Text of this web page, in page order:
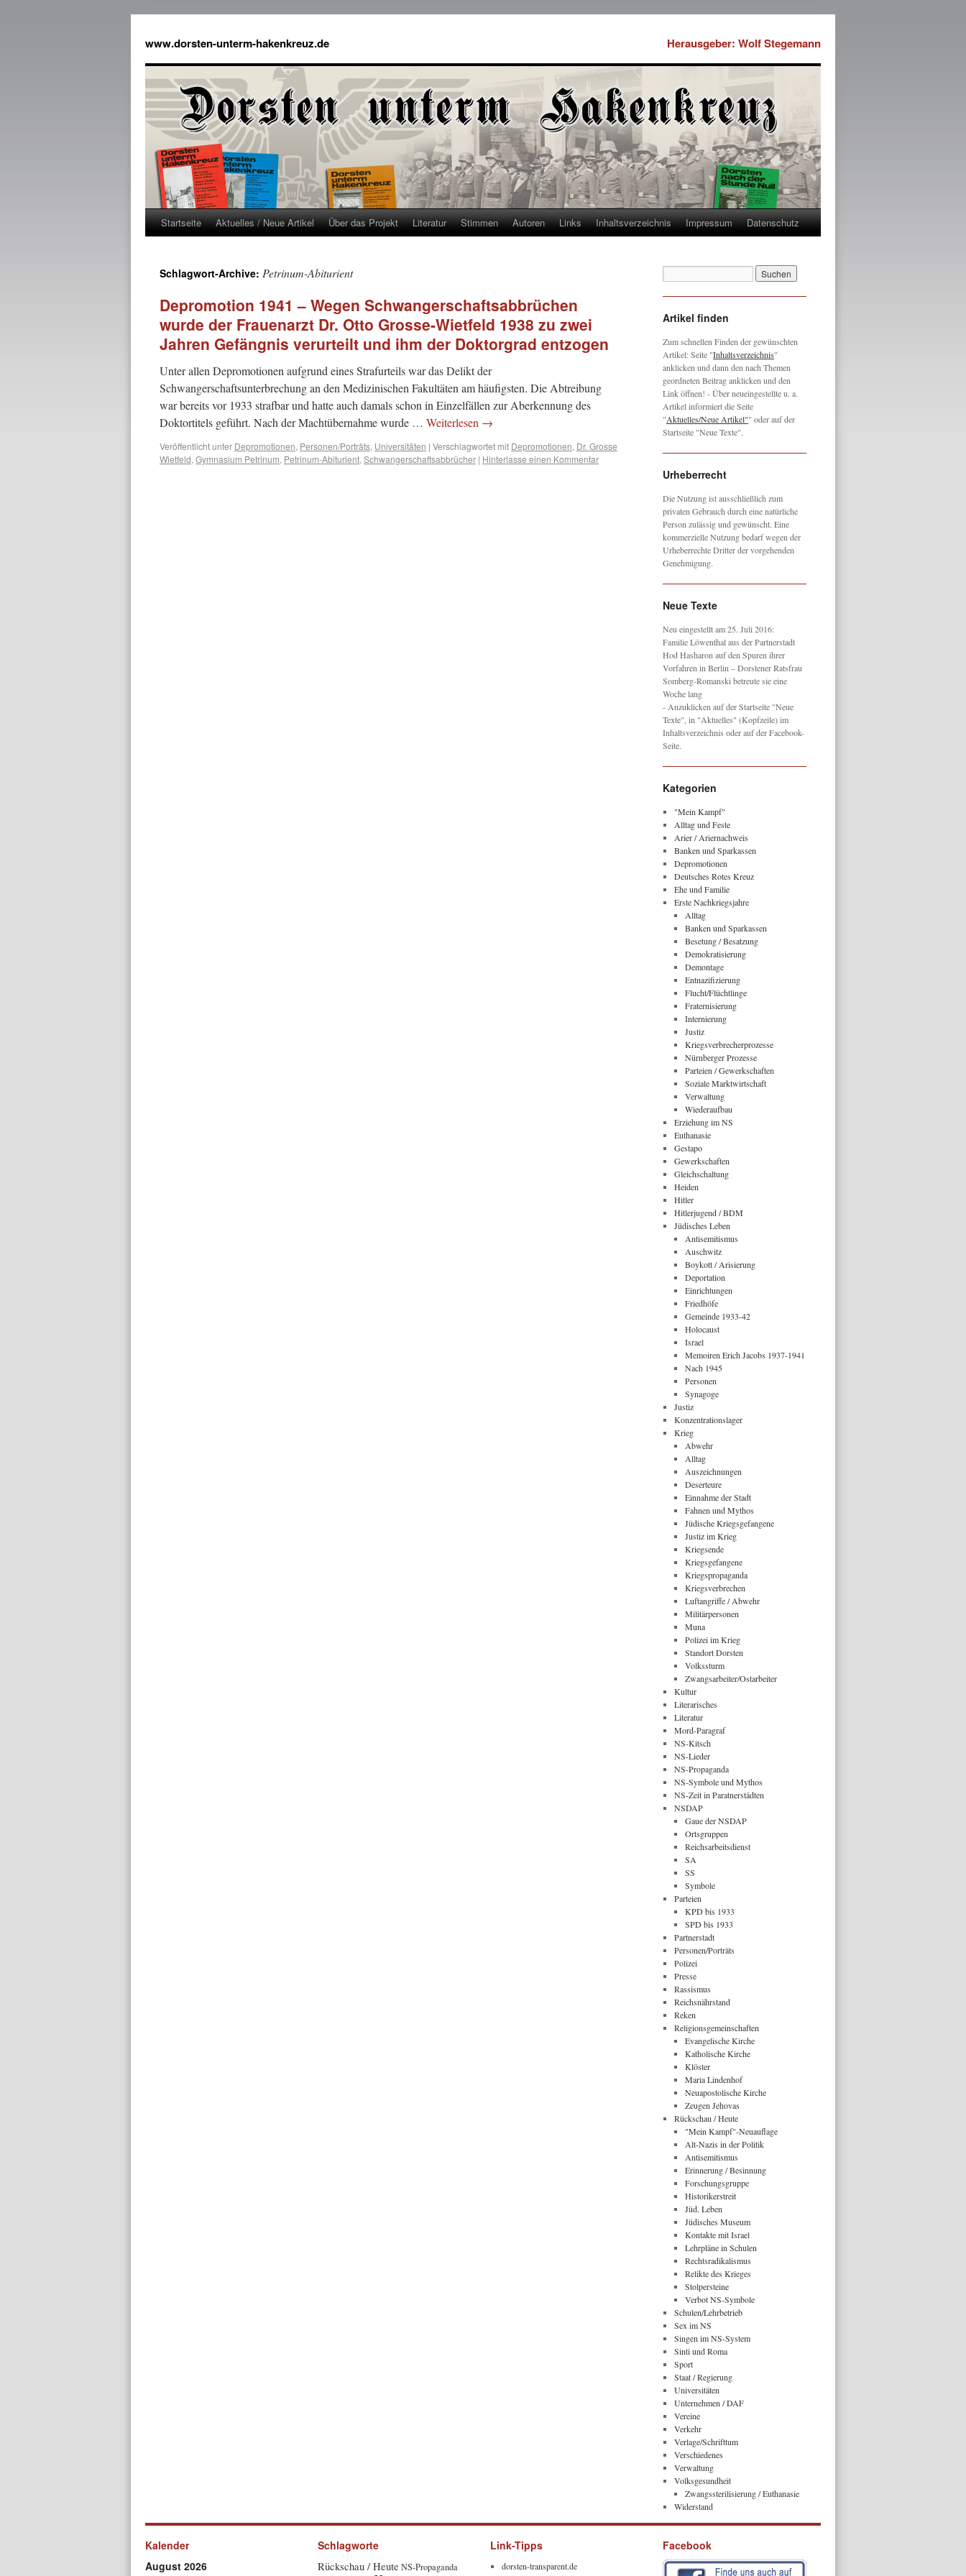
www.dorsten-unterm-hakenkreuz.de Herausgeber: Wolf Stegemann
Startseite Aktuelles / Neue Artikel Über das Projekt Literatur Stimmen Autoren Links Inhaltsverzeichnis Impressum Datenschutz
Schlagwort-Archive: Petrinum-Abiturient
Depromotion 1941 – Wegen Schwangerschaftsabbrüchen
wurde der Frauenarzt Dr. Otto Grosse-Wietfeld 1938 zu zwei
Jahren Gefängnis verurteilt und ihm der Doktorgrad entzogen
Unter allen Depromotionen aufgrund eines Strafurteils war das Delikt der
Schwangerschaftsunterbrechung an den Medizinischen Fakultäten am häufigsten. Die Abtreibung
war bereits vor 1933 strafbar und hatte auch damals schon in Einzelfällen zur Aberkennung des
Doktortitels geführt. Nach der Machtübernahme wurde … Weiterlesen →
Veröffentlicht unter Depromotionen, Personen/Porträts, Universitäten | Verschlagwortet mit Depromotionen, Dr. Grosse
Wietfeld, Gymnasium Petrinum, Petrinum-Abiturient, Schwangerschaftsabbrücher | Hinterlasse einen Kommentar
Artikel finden
Zum schnellen Finden der gewünschten
Artikel: Seite "Inhaltsverzeichnis"
anklicken und dann den nach Themen
geordneten Beitrag anklicken und den
Link öffnen! - Über neueingestellte u. a.
Artikel informiert die Seite
"Aktuelles/Neue Artikel"" oder auf der
Startseite "Neue Texte".
Urheberrecht
Die Nutzung ist ausschließlich zum
privaten Gebrauch durch eine natürliche
Person zulässig und gewünscht. Eine
kommerzielle Nutzung bedarf wegen der
Urheberrechte Dritter der vorgehenden
Genehmigung.
Neue Texte
Neu eingestellt am 25. Juli 2016:
Familie Löwenthal aus der Partnerstadt
Hod Hasharon auf den Spuren ihrer
Vorfahren in Berlin – Dorstener Ratsfrau
Somberg-Romanski betreute sie eine
Woche lang
- Anzuklicken auf der Startseite "Neue
Texte", in "Aktuelles" (Kopfzeile) im
Inhaltsverzeichnis oder auf der Facebook-
Seite.
Kategorien
"Mein Kampf"
Alltag und Feste
Arier / Ariernachweis
Banken und Sparkassen
Depromotionen
Deutsches Rotes Kreuz
Ehe und Familie
Erste Nachkriegsjahre
Alltag
Banken und Sparkassen
Besetung / Besatzung
Demokratisierung
Demontage
Entnazifizierung
Flucht/Flüchtlinge
Fraternisierung
Internierung
Justiz
Kriegsverbrecherprozesse
Nürnberger Prozesse
Parteien / Gewerkschaften
Soziale Marktwirtschaft
Verwaltung
Wiederaufbau
Erziehung im NS
Euthanasie
Gestapo
Gewerkschaften
Gleichschaltung
Heiden
Hitler
Hitlerjugend / BDM
Jüdisches Leben
Antisemitismus
Auschwitz
Boykott / Arisierung
Deportation
Einrichtungen
Friedhöfe
Gemeinde 1933-42
Holocaust
Israel
Memoiren Erich Jacobs 1937-1941
Nach 1945
Personen
Synagoge
Justiz
Konzentrationslager
Krieg
Abwehr
Alltag
Auszeichnungen
Deserteure
Einnahme der Stadt
Fahnen und Mythos
Jüdische Kriegsgefangene
Justiz im Krieg
Kriegsende
Kriegsgefangene
Kriegspropaganda
Kriegsverbrechen
Luftangriffe / Abwehr
Militärpersonen
Muna
Polizei im Krieg
Standort Dorsten
Volkssturm
Zwangsarbeiter/Ostarbeiter
Kultur
Literarisches
Literatur
Mord-Paragraf
NS-Kitsch
NS-Lieder
NS-Propaganda
NS-Symbole und Mythos
NS-Zeit in Paratnerstädten
NSDAP
Gaue der NSDAP
Ortsgruppen
Reichsarbeitsdienst
SA
SS
Symbole
Parteien
KPD bis 1933
SPD bis 1933
Partnerstadt
Personen/Porträts
Polizei
Presse
Rassismus
Reichsnährstand
Reken
Religionsgemeinschaften
Evangelische Kirche
Katholische Kirche
Klöster
Maria Lindenhof
Neuapostolische Kirche
Zeugen Jehovas
Rückschau / Heute
"Mein Kampf"-Neuauflage
Alt-Nazis in der Politik
Antisemitismus
Erinnerung / Besinnung
Forschungsgruppe
Historikerstreit
Jüd. Leben
Jüdisches Museum
Kontakte mit Israel
Lehrpläne in Schulen
Rechtsradikalismus
Relikte des Krieges
Stolpersteine
Verbot NS-Symbole
Schulen/Lehrbetrieb
Sex im NS
Singen im NS-System
Sinti und Roma
Sport
Staat / Regierung
Universitäten
Unternehmen / DAF
Vereine
Verkehr
Verlage/Schrifttum
Verschiedenes
Verwaltung
Volksgesundheit
Zwangssterilisierung / Euthanasie
Widerstand
Kalender
August 2026
Schlagworte
Rückschau / Heute NS-Propaganda
Link-Tipps
dorsten-transparent.de
Facebook